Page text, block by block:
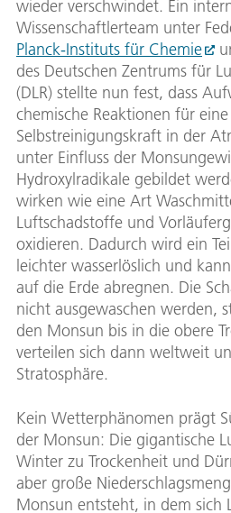
wieder verschwindet. Ein
Wissenschaftlerteam unter
Planck-Instituts für Chemie
des Deutschen Zentrums für
(DLR) stellte nun fest, dass
chemische Reaktionen für
Selbstreinigungskraft in der
unter Einfluss der
Hydroxylradikale gebildet
wirken wie eine Art
Luftschadstoffe und
oxidieren. Dadurch wird ein
leichter wasserlöslich und
auf die Erde abregnen. Die
nicht ausgewaschen werden,
den Monsun bis in die obere
verteilen sich dann weltweit
Stratosphäre.
Kein Wetterphänomen prägt
der Monsun: Die gigantische
Winter zu Trockenheit und
aber große
Monsun entsteht, in dem sich